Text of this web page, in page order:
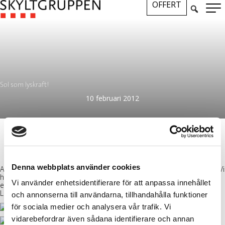
Denna webbplats använder cookies
Vi använder enhetsidentifierare för att anpassa innehållet
och annonserna till användarna, tillhandahålla funktioner
för sociala medier och analysera vår trafik. Vi
vidarebefordrar även sådana identifierare och annan
OFFERT
Sol som lyskraft!
10 februari 2012
Adisgladis har greppat det modernt miljömedvetna skyltkonceptet. Vi
har i samarbete med kunden utvecklat och tillverkat denna
energisnåla skylt. En svart flaggskylt med solcellspanel och invändig
LED-belysning. Nu ser vi fram emot fler solcellsdrivna skyltar!